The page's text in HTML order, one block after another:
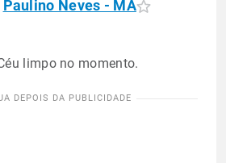
Paulino Neves - MA
limpo no momento.